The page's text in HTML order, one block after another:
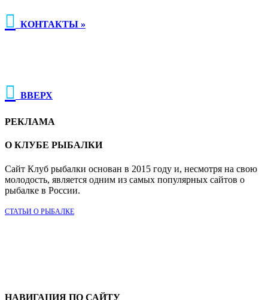
 КОНТАКТЫ »
 ВВЕРХ
РЕКЛАМА
О КЛУБЕ РЫБАЛКИ
Сайт Клуб рыбалки основан в 2015 году и, несмотря на свою
молодость, является одним из самых популярных сайтов о
рыбалке в России.
СТАТЬИ О РЫБАЛКЕ
НАВИГАЦИЯ ПО САЙТУ